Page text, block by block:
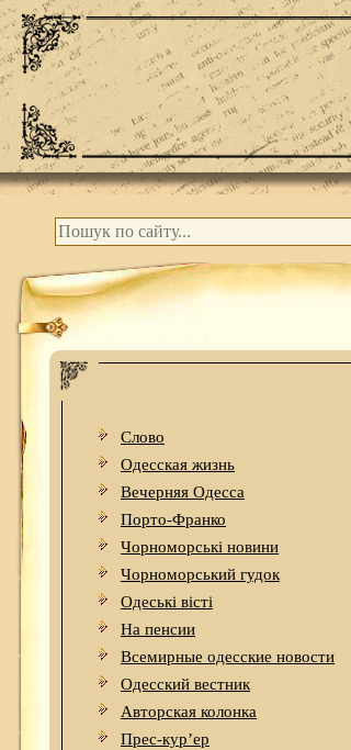
Слово
Одесская жизнь
Вечерняя Одесса
Порто-Франко
Чорноморські новини
Чорноморський гудок
Одеськi вiстi
На пенсии
Всемирные одесские новости
Одесский вестник
Авторская колонка
Прес-кур’ер